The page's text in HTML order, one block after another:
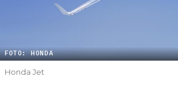
FOTO: HONDA
Honda Jet